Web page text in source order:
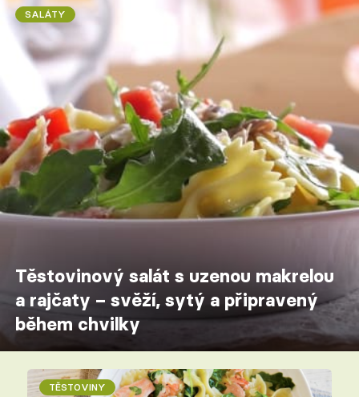
SALÁTY
Těstovinový salát s uzenou makrelou
a rajčaty – svěží, sytý a připravený
během chvilky
TĚSTOVINY